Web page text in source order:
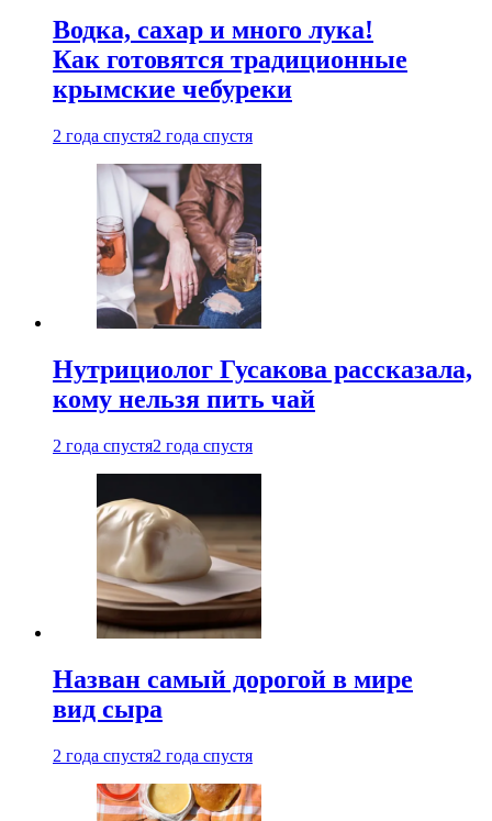
Водка, сахар и много лука!
Как готовятся традиционные
крымские чебуреки
2 года спустя2 года спустя
Нутрициолог Гусакова рассказала,
кому нельзя пить чай
2 года спустя2 года спустя
Назван самый дорогой в мире
вид сыра
2 года спустя2 года спустя